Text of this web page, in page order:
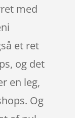
med
et ret
og det
en leg,
Og